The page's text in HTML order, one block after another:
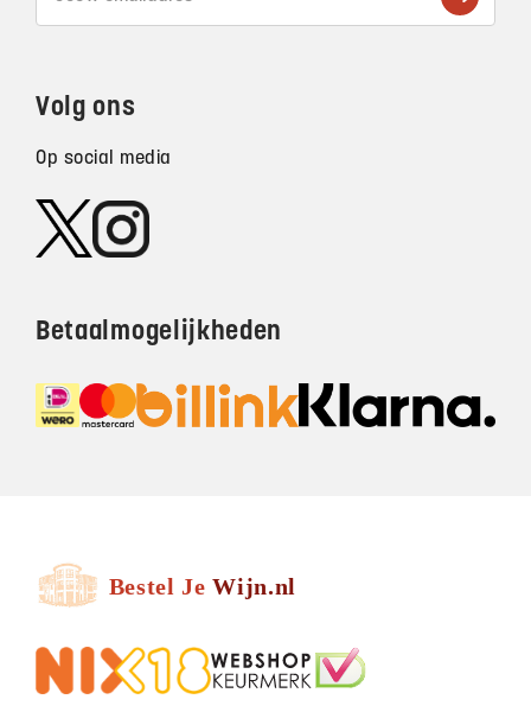
Volg ons
Op social media
Betaalmogelijkheden